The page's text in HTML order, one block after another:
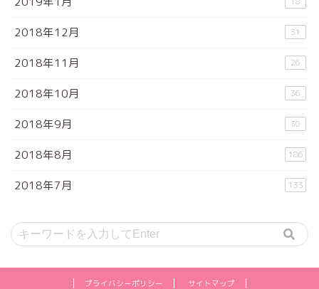
2018年12月 31
2018年11月 26
2018年10月 36
2018年9月 30
2018年8月 186
2018年7月 133
プライバシーポリシー サイトマップ